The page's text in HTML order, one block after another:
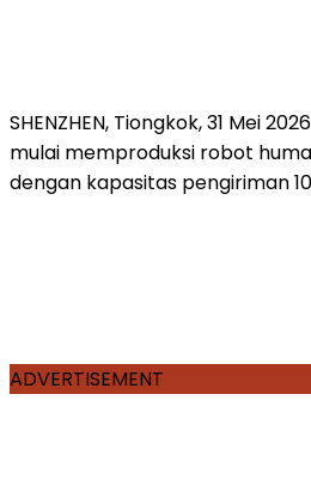
SHENZHEN, Tiongkok, 31 Mei
mulai memproduksi robot
dengan kapasitas pengiriman
ADVERTISEMENT